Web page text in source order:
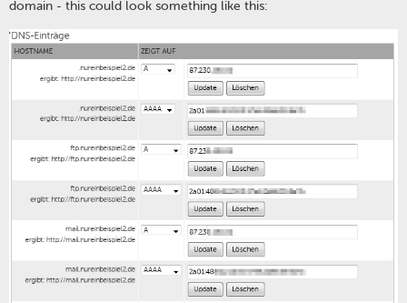
domain - this could look something like this: